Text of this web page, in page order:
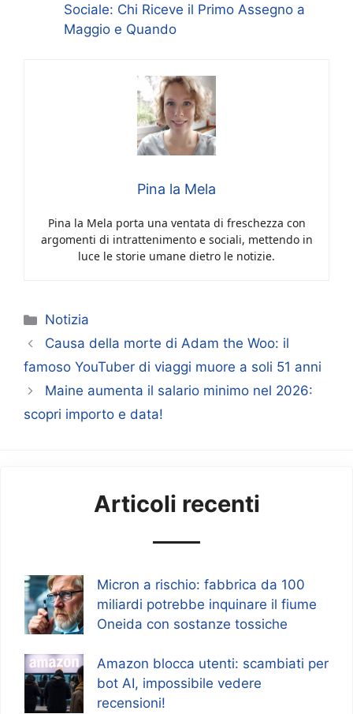
Sociale: Chi Riceve il Primo Assegno a
Maggio e Quando
Pina la Mela
Pina la Mela porta una ventata di freschezza con
argomenti di intrattenimento e sociali, mettendo in
luce le storie umane dietro le notizie.
Categorie
Notizia
Causa della morte di Adam the Woo: il
famoso YouTuber di viaggi muore a soli 51 anni
Maine aumenta il salario minimo nel 2026:
scopri importo e data!
Articoli recenti
Micron a rischio: fabbrica da 100
miliardi potrebbe inquinare il fiume
Oneida con sostanze tossiche
Amazon blocca utenti: scambiati per
bot AI, impossibile vedere
recensioni!